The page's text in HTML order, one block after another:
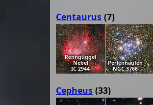
Centaurus (7)
Renngüggel
Nebel
IC 2944
Perlenhaufen
NGC 3766
Cepheus (33)